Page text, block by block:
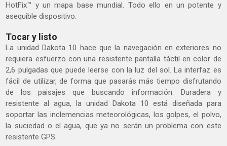
HotFix™ y un mapa base mundial. Todo ello en un potente y
asequible dispositivo.
Tocar y listo
La unidad Dakota 10 hace que la navegación en exteriores no
requiera esfuerzo con una resistente pantalla táctil en color de
2,6 pulgadas que puede leerse con la luz del sol. La interfaz es
fácil de utilizar, de forma que pasarás más tiempo disfrutando
de los paisajes que buscando información. Duradera y
resistente al agua, la unidad Dakota 10 está diseñada para
soportar las inclemencias meteorológicas, los golpes, el polvo,
la suciedad o el agua, que ya no serán un problema con este
resistente GPS.